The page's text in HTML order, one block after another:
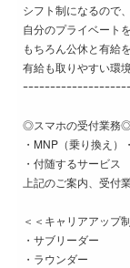
シフト制になるので、
自分のプライベート
もちろん公休と有給
有給も取りやすい環
ｰｰｰｰｰｰｰｰｰｰｰｰｰｰｰｰｰｰｰ
◎スマホの受付業務
・MNP（乗り換え）
・付随するサービス
上記のご案内、受付
＜＜キャリアアップ
・サブリーダー
・ラウンダー